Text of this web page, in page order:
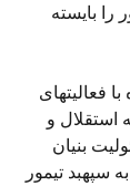
را بایسته
فعالیتهای
استقلال و
بنیان
گذاری ساواک در سال ۱۳۳۲ به سپهبد تیمور